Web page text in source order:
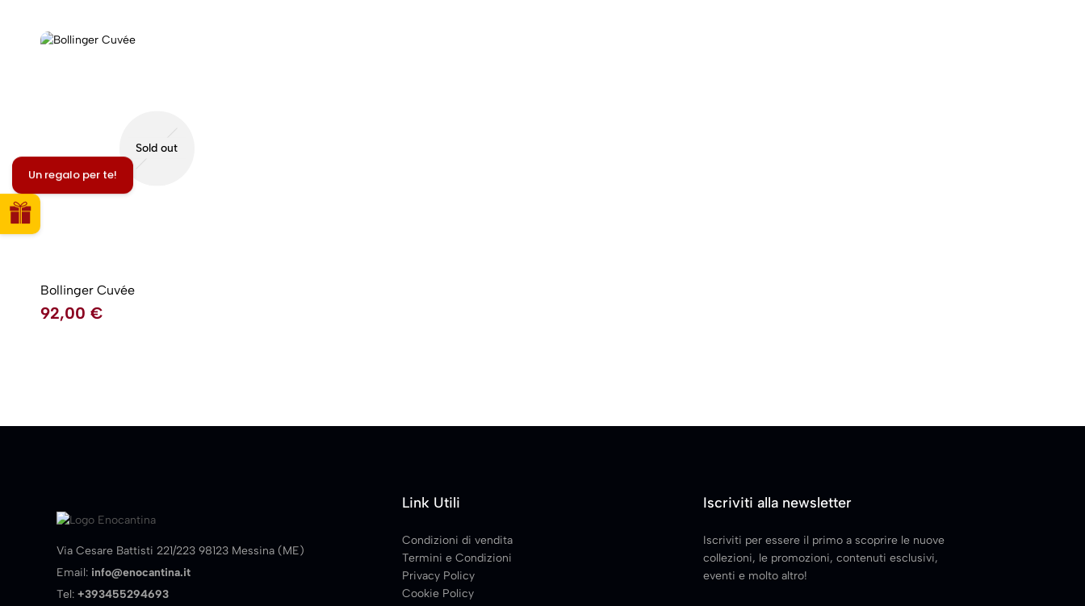
Sold out
Bollinger Cuvée
92,00 €
Via Cesare Battisti 221/223 98123 Messina (ME)
Email: info@enocantina.it
Tel: +393455294693
Link Utili
Condizioni di vendita
Termini e Condizioni
Privacy Policy
Cookie Policy
Iscriviti alla newsletter
Iscriviti per essere il primo a scoprire le nuove
collezioni, le promozioni, contenuti esclusivi,
eventi e molto altro!
Un regalo per te!